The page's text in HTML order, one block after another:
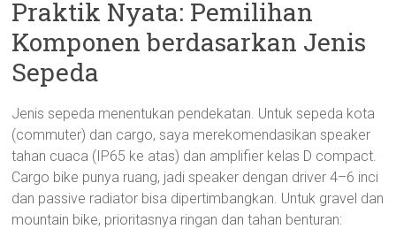
Praktik Nyata: Pemilihan
Komponen berdasarkan Jenis
Sepeda
Jenis sepeda menentukan pendekatan. Untuk sepeda kota
(commuter) dan cargo, saya merekomendasikan speaker
tahan cuaca (IP65 ke atas) dan amplifier kelas D compact.
Cargo bike punya ruang, jadi speaker dengan driver 4–6 inci
dan passive radiator bisa dipertimbangkan. Untuk gravel dan
mountain bike, prioritasnya ringan dan tahan benturan: